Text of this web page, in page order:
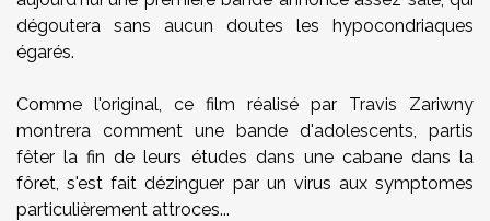
dégoutera sans aucun doutes les hypocondriaques
égarés.
Comme l'original, ce film réalisé par Travis Zariwny
montrera comment une bande d'adolescents, partis
fêter la fin de leurs études dans une cabane dans la
fôret, s'est fait dézinguer par un virus aux symptomes
particulièrement attroces...